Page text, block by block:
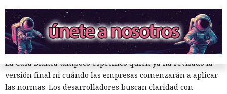
necesaria solo cuando sea imprescindible. El programa
voluntario en sí no fue declarado secreto, por lo que
políticos y especialistas en seguridad esperaban la
publicación, al menos, de los requisitos generales.
La Casa Blanca tampoco especificó quién ya ha revisado la
versión final ni cuándo las empresas comenzarán a aplicar
las normas. Los desarrolladores buscan claridad con